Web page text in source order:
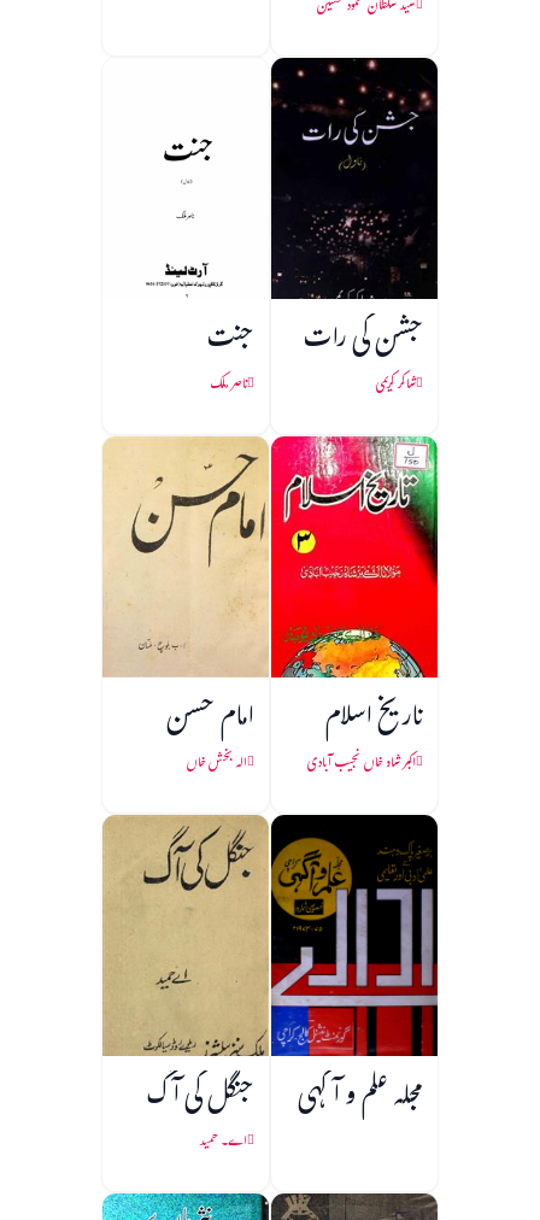
جشن کی رات
شاکر کریمی
جنت
ناصر ملک
تاریخ اسلام
اکبر شاہ خاں نجیب آبادی
امام حسن
الہ بخش خاں
مجلہ علم و آگہی جنگل کی آگ
اے۔ حمید